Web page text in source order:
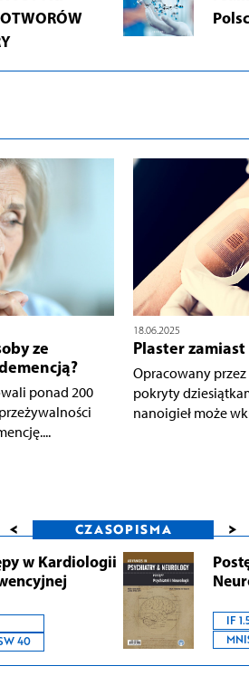
ze
ponad 200
18.06.2025
Plaster
Opracowany
pokryty
nanoigieł może
< CZASOPISMA >
w Kardiologii
40
IF